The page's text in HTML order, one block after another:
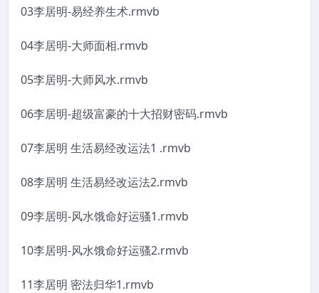
03李居明-易经养生术.rmvb
04李居明-大师面相.rmvb
05李居明-大师风水.rmvb
06李居明-超级富豪的十大招财密码.rmvb
07李居明 生活易经改运法1 .rmvb
08李居明 生活易经改运法2.rmvb
09李居明-风水饿命好运骚1.rmvb
10李居明-风水饿命好运骚2.rmvb
11李居明 密法归华1.rmvb